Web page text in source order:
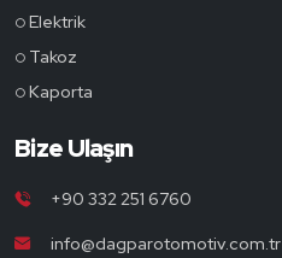
Elektrik
Takoz
Kaporta
Bize Ulaşın
+90 332 251 6760
info@dagparotomotiv.com.tr